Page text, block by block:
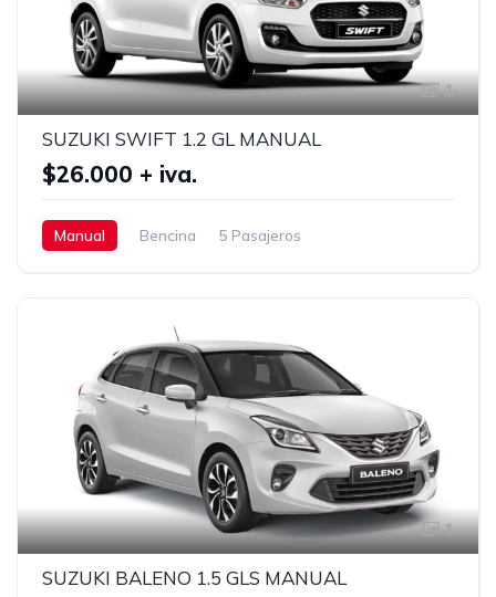
1
SUZUKI SWIFT 1.2 GL MANUAL
$26.000 + iva.
Manual Bencina 5 Pasajeros
1
SUZUKI BALENO 1.5 GLS MANUAL